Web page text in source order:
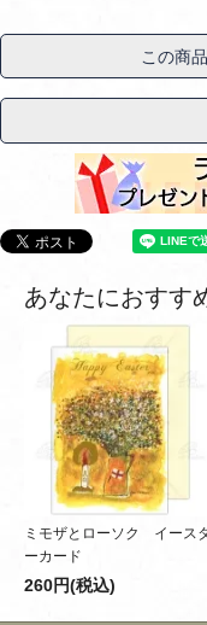
この商
あなたにおすす
ミモザとローソク イース
ーカード
260円(税込)